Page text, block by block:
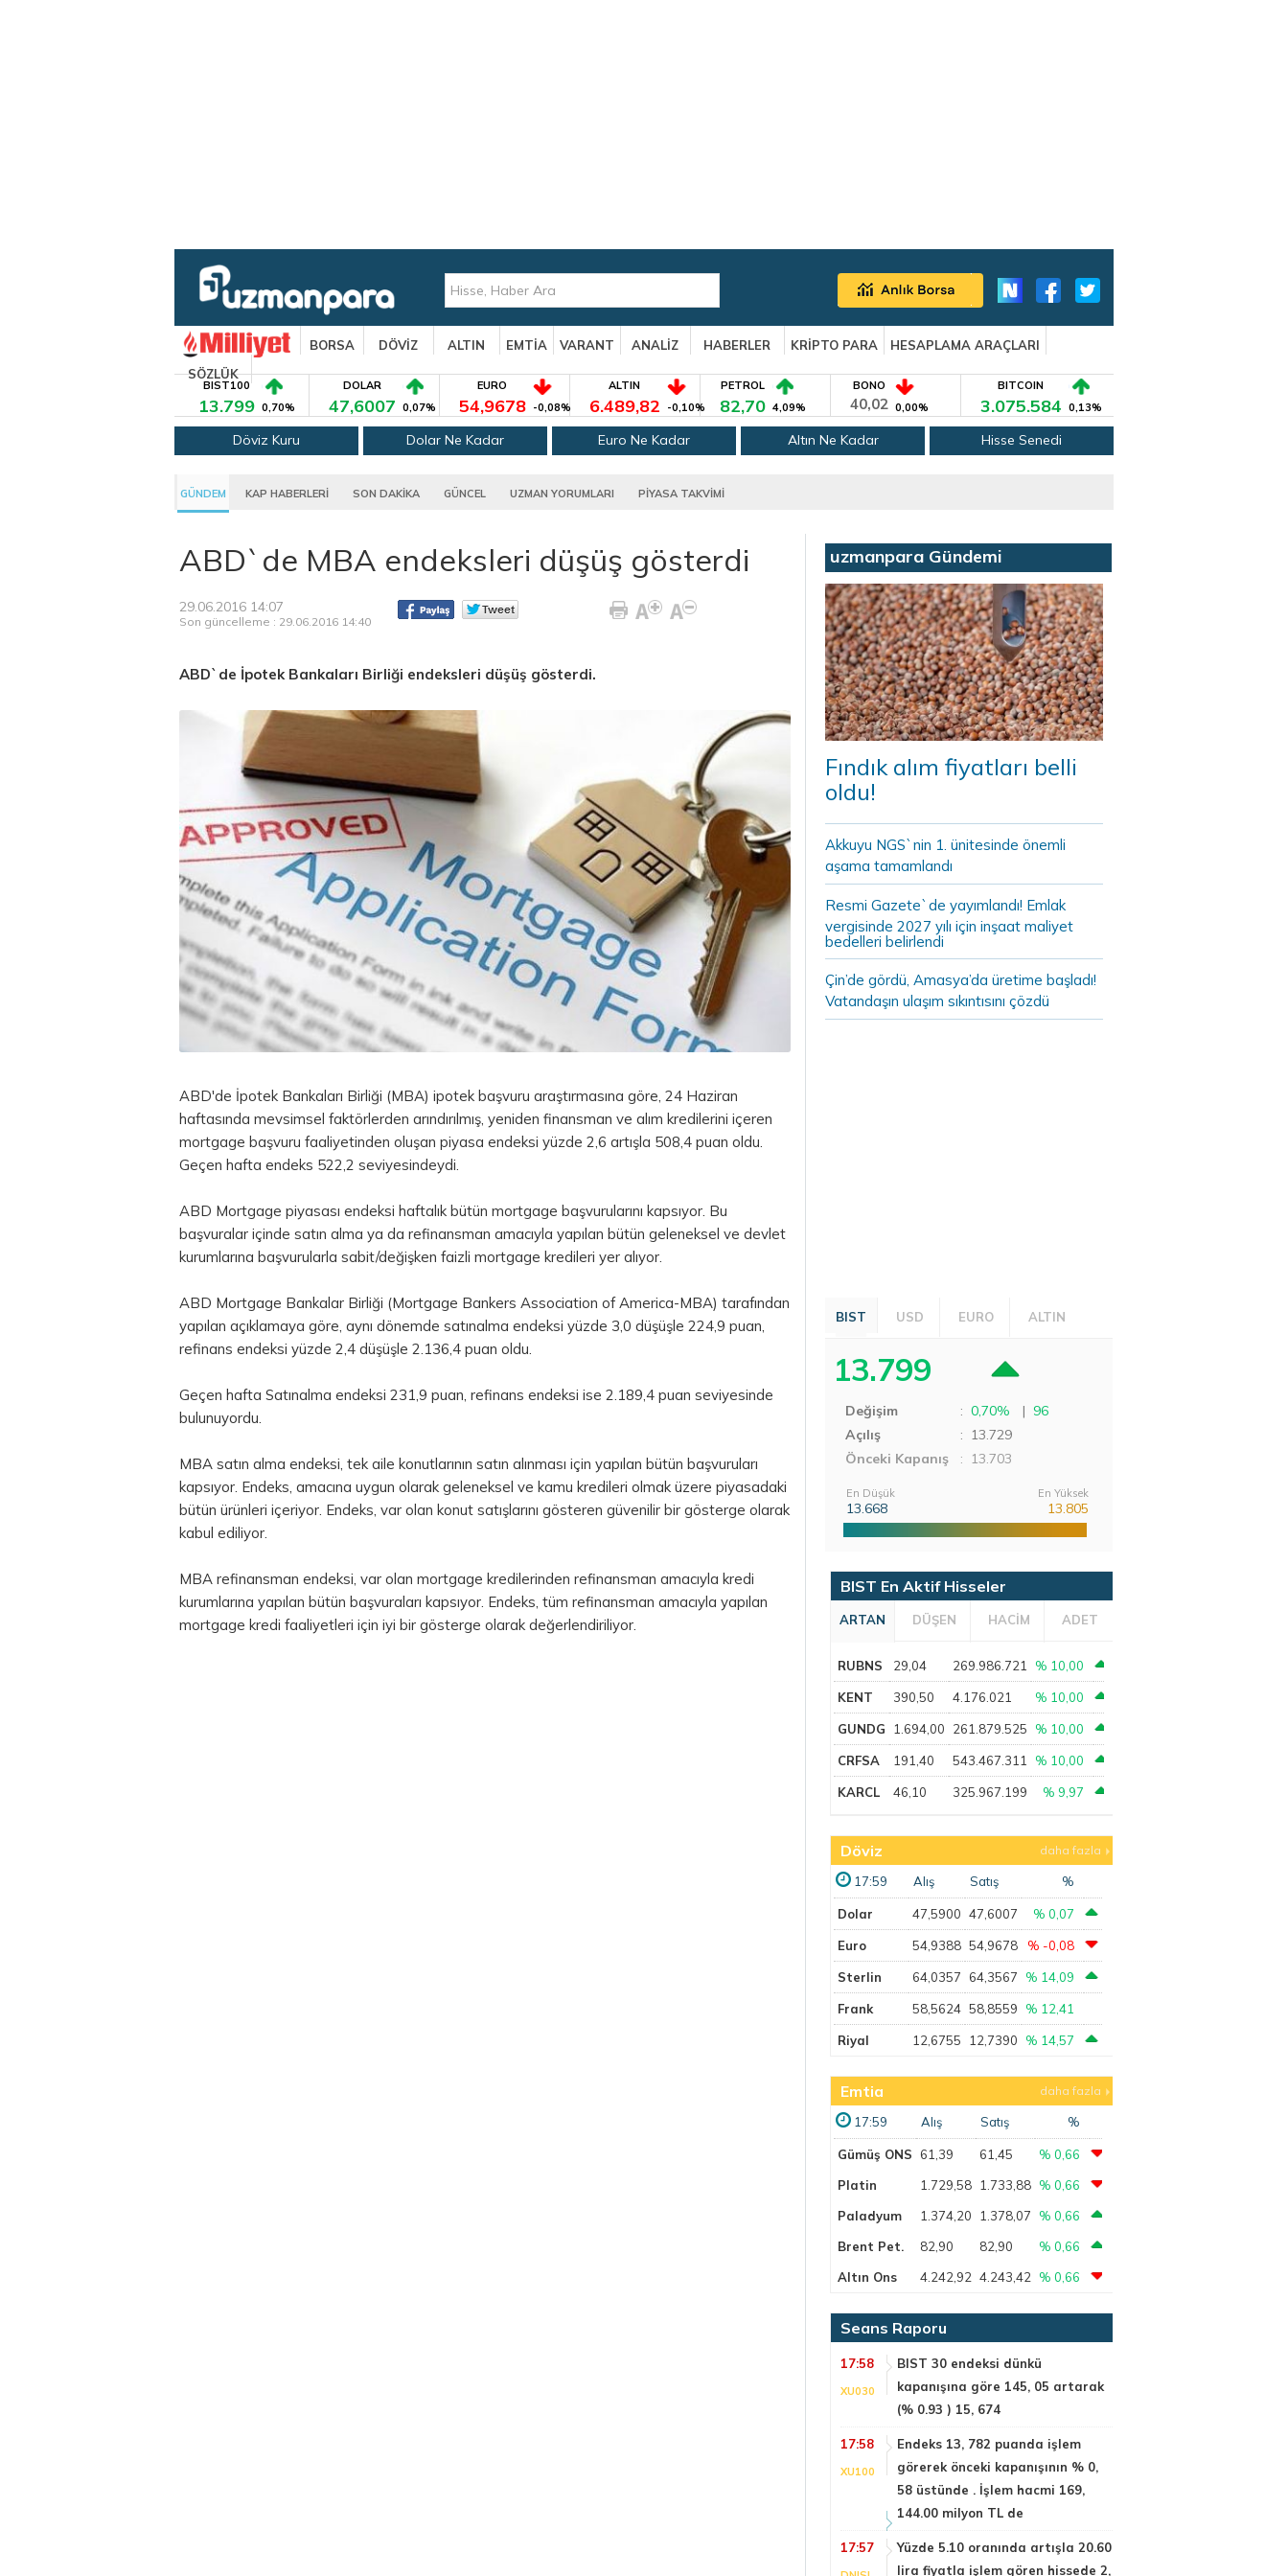
BORSA DÖVİZ ALTIN EMTİA VARANT ANALİZ HABERLER KRİPTO PARA
HESAPLAMA ARAÇLARI
SÖZLÜK
BIST100
13.799 0,70%
DOLAR
47,6007 0,07%
EURO
54,9678 -0,08%
ALTIN
6.489,82 -0,10%
PETROL
82,70 4,09%
BONO
40,02 0,00%
BITCOIN
3.075.584 0,13%
Döviz Kuru Dolar Ne Kadar Euro Ne Kadar Altın Ne Kadar Hisse Senedi
GÜNDEM KAP HABERLERİ SON DAKİKA GÜNCEL UZMAN YORUMLARI PİYASA TAKVİMİ
ABD`de MBA endeksleri düşüş gösterdi
29.06.2016 14:07
Son güncelleme : 29.06.2016 14:40
ABD`de İpotek Bankaları Birliği endeksleri düşüş gösterdi.
ABD'de İpotek Bankaları Birliği (MBA) ipotek başvuru araştırmasına göre, 24 Haziran
haftasında mevsimsel faktörlerden arındırılmış, yeniden finansman ve alım kredilerini içeren
mortgage başvuru faaliyetinden oluşan piyasa endeksi yüzde 2,6 artışla 508,4 puan oldu.
Geçen hafta endeks 522,2 seviyesindeydi.
ABD Mortgage piyasası endeksi haftalık bütün mortgage başvurularını kapsıyor. Bu
başvuralar içinde satın alma ya da refinansman amacıyla yapılan bütün geleneksel ve devlet
kurumlarına başvurularla sabit/değişken faizli mortgage kredileri yer alıyor.
ABD Mortgage Bankalar Birliği (Mortgage Bankers Association of America-MBA) tarafından
yapılan açıklamaya göre, aynı dönemde satınalma endeksi yüzde 3,0 düşüşle 224,9 puan,
refinans endeksi yüzde 2,4 düşüşle 2.136,4 puan oldu.
Geçen hafta Satınalma endeksi 231,9 puan, refinans endeksi ise 2.189,4 puan seviyesinde
bulunuyordu.
MBA satın alma endeksi, tek aile konutlarının satın alınması için yapılan bütün başvuruları
kapsıyor. Endeks, amacına uygun olarak geleneksel ve kamu kredileri olmak üzere piyasadaki
bütün ürünleri içeriyor. Endeks, var olan konut satışlarını gösteren güvenilir bir gösterge olarak
kabul ediliyor.
MBA refinansman endeksi, var olan mortgage kredilerinden refinansman amacıyla kredi
kurumlarına yapılan bütün başvuraları kapsıyor. Endeks, tüm refinansman amacıyla yapılan
mortgage kredi faaliyetleri için iyi bir gösterge olarak değerlendiriliyor.
uzmanpara Gündemi
Fındık alım fiyatları belli
oldu!
Akkuyu NGS`nin 1. ünitesinde önemli
aşama tamamlandı
Resmi Gazete`de yayımlandı! Emlak
vergisinde 2027 yılı için inşaat maliyet
bedelleri belirlendi
Çin’de gördü, Amasya’da üretime başladı!
Vatandaşın ulaşım sıkıntısını çözdü
BIST USD EURO ALTIN
13.799
Değişim : 0,70% | 96
Açılış
: 13.729
Önceki Kapanış
: 13.703
En Düşük
13.668
En Yüksek
13.805
BIST En Aktif Hisseler
ARTAN DÜŞEN HACİM ADET
RUBNS 29,04 269.986.721 % 10,00
KENT 390,50 4.176.021 % 10,00
GUNDG 1.694,00 261.879.525 % 10,00
CRFSA 191,40 543.467.311 % 10,00
KARCL 46,10 325.967.199 % 9,97
Döviz daha fazla
17:59 Alış Satış %
Dolar 47,5900 47,6007 % 0,07
Euro 54,9388 54,9678 % -0,08
Sterlin 64,0357 64,3567 % 14,09
Frank 58,5624 58,8559 % 12,41
Riyal 12,6755 12,7390 % 14,57
Emtia daha fazla
17:59 Alış Satış %
Gümüş ONS 61,39 61,45
% 0,66
Platin
1.729,58 1.733,88 % 0,66
Paladyum
1.374,20 1.378,07
% 0,66
Brent Pet.
82,90 82,90
% 0,66
Altın Ons
4.242,92 4.243,42 % 0,66
Seans Raporu
17:58
XU030
BIST 30 endeksi dünkü
kapanışına göre 145, 05 artarak
(% 0.93 ) 15, 674
17:58
XU100
Endeks 13, 782 puanda işlem
görerek önceki kapanışının % 0,
58 üstünde . İşlem hacmi 169,
144.00 milyon TL de
17:57
Yüzde 5.10 oranında artışla 20.60
lira fiyatla işlem gören hissede 2,